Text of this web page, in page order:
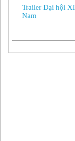
Trailer Đại hội
Nam